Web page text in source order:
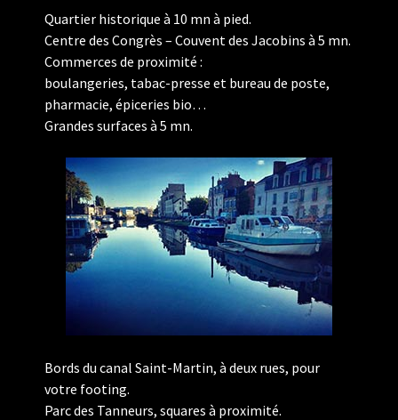
Quartier historique à 10 mn à pied.
Centre des Congrès – Couvent des Jacobins à 5 mn.
Commerces de proximité :
boulangeries, tabac-presse et bureau de poste,
pharmacie, épiceries bio…
Grandes surfaces à 5 mn.
Bords du canal Saint-Martin, à deux rues, pour
votre footing.
Parc des Tanneurs, squares à proximité.